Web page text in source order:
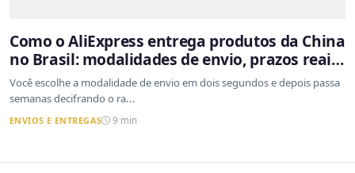
Como o AliExpress entrega produtos da China
no Brasil: modalidades de envio, prazos reais
e o que a Cainiao tem a ver com isso
Você escolhe a modalidade de envio em dois segundos e depois passa
semanas decifrando o ra...
ENVIOS E ENTREGAS 9 min